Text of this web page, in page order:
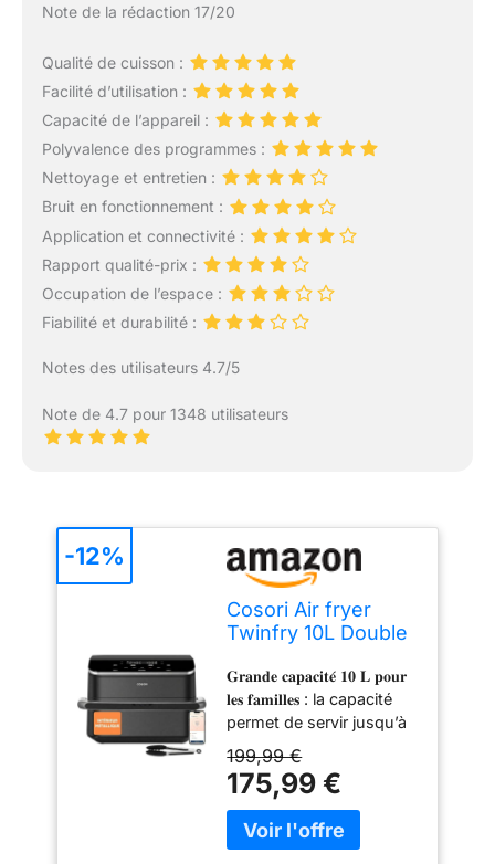
Note de la rédaction 17/20
Qualité de cuisson :
Facilité d’utilisation :
Capacité de l’appareil :
Polyvalence des programmes :
Nettoyage et entretien :
Bruit en fonctionnement :
Application et connectivité :
Rapport qualité-prix :
Occupation de l’espace :
Fiabilité et durabilité :
Notes des utilisateurs 4.7/5
Note de 4.7 pour 1348 utilisateurs
Cosori Air fryer
Twinfry 10L Double
𝐆𝐫𝐚𝐧𝐝𝐞 𝐜𝐚𝐩𝐚𝐜𝐢𝐭𝐞́ 𝟏𝟎 𝐋 𝐩𝐨𝐮𝐫
𝐥𝐞𝐬 𝐟𝐚𝐦𝐢𝐥𝐥𝐞𝐬 : la capacité
permet de servir jusqu’à
8 portions pour ravir les
papilles de vos proches
et de vos invités.
𝐂𝐨𝐧𝐜𝐞𝐩𝐭𝐢𝐨𝐧 𝐦𝐨𝐝𝐮𝐥𝐚𝐛𝐥𝐞 𝐞𝐧
𝐩𝐚𝐧𝐢𝐞𝐫 𝐬𝐢𝐦𝐩𝐥𝐞 𝐨𝐮 𝐝𝐨𝐮𝐛𝐥𝐞 : le
199,99 €
175,99 €
-12%